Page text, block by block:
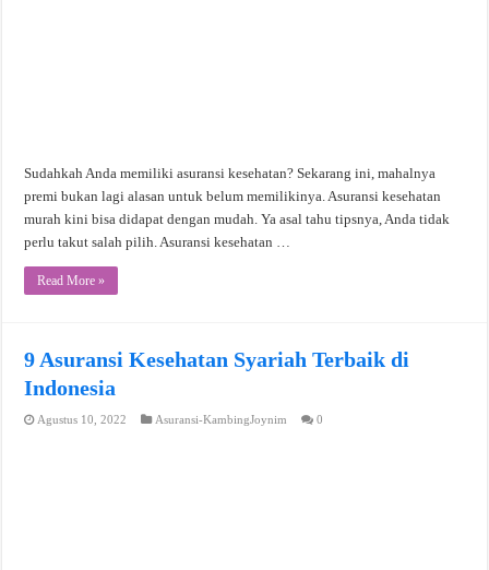
Sudahkah Anda memiliki asuransi kesehatan? Sekarang ini, mahalnya
premi bukan lagi alasan untuk belum memilikinya. Asuransi kesehatan
murah kini bisa didapat dengan mudah. Ya asal tahu tipsnya, Anda tidak
perlu takut salah pilih. Asuransi kesehatan …
Read More »
9 Asuransi Kesehatan Syariah Terbaik di
Indonesia
Agustus 10, 2022 Asuransi-KambingJoynim 0